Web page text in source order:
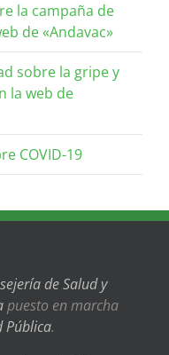
la campaña de
de «Andavac»
sobre la gripe y
la web de
COVID-19
de Salud y
puesto en marcha
Pública.